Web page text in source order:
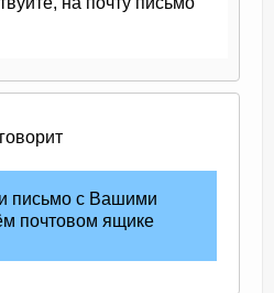
говорит
письмо с Вашими
почтовом ящике